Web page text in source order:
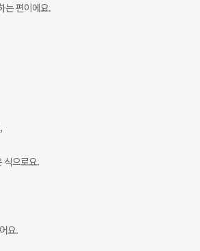
는 편이에요.
식으로요.
요.